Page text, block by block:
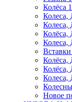
Колёса
Колеса,
Колеса,
Колёса,
Колеса,
Вставки
Колёса,
Колёса,
Колеса,
Новое